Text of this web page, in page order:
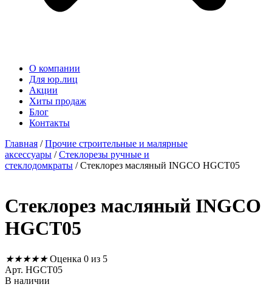
О компании
Для юр.лиц
Акции
Хиты продаж
Блог
Контакты
Главная /Прочие строительные и малярные
аксессуары /Стеклорезы ручные и
стеклодомкраты / Стеклорез масляный INGCO HGCT05
Стеклорез масляный INGCO
HGCT05
★★★★★ Оценка 0 из 5
Арт. HGCT05
В наличии